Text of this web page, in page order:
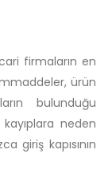
firmaların en
ürün
bulunduğu
neden
giriş kapısının